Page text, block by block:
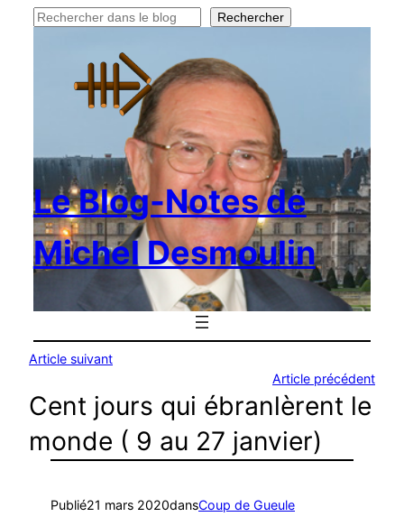
Rechercher Rechercher
Le Blog-Notes de
Michel Desmoulin
Article suivant
Article précédent
Cent jours qui ébranlèrent le
monde ( 9 au 27 janvier)
Publié21 mars 2020dansCoup de Gueule